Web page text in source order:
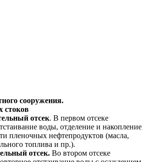
сооружения.
стоков
отсек. В первом отсеке
воды, отделение и накопление
пленочных нефтепродуктов (масла,
топлива и пр.).
отсек. Во втором отсеке